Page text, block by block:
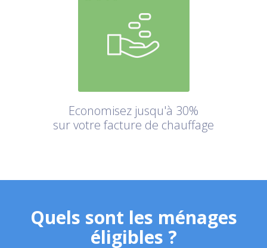
Economisez jusqu'à 30%
sur votre facture de chauffage
Quels sont les ménages
éligibles ?